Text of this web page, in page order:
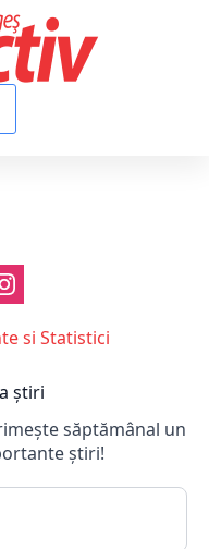
știri
săptămânal un
știri!